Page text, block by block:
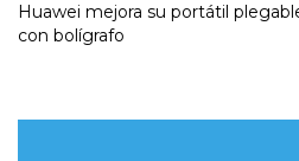
Huawei mejora su portátil
con bolígrafo